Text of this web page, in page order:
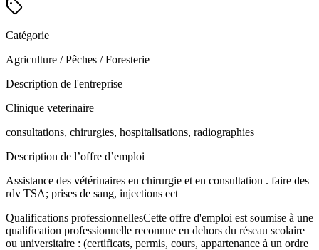
Catégorie
Agriculture / Pêches / Foresterie
Description de l'entreprise
Clinique veterinaire
consultations, chirurgies, hospitalisations, radiographies
Description de l’offre d’emploi
Assistance des vétérinaires en chirurgie et en consultation . faire des
rdv TSA; prises de sang, injections ect
Qualifications professionnellesCette offre d'emploi est soumise à une
qualification professionnelle reconnue en dehors du réseau scolaire
ou universitaire : (certificats, permis, cours, appartenance à un ordre